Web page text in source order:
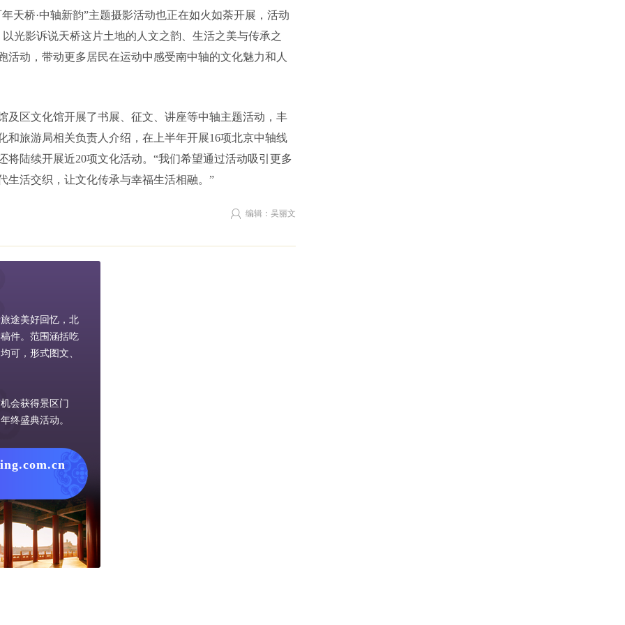
天桥·中轴新韵”主题摄影活动也正在如火如荼开展，活动
光影诉说天桥这片土地的人文之韵、生活之美与传承之
活动，带动更多居民在运动中感受南中轴的文化魅力和人
及区文化馆开展了书展、征文、讲座等中轴主题活动，丰
和旅游局相关负责人介绍，在上半年开展16项北京中轴线
将陆续开展近20项文化活动。“我们希望通过活动吸引更多
生活交织，让文化传承与幸福生活相融。”
编辑：吴丽文
途美好回忆，北
件。范围涵括吃
可，形式图文、
会获得景区门
终盛典活动。